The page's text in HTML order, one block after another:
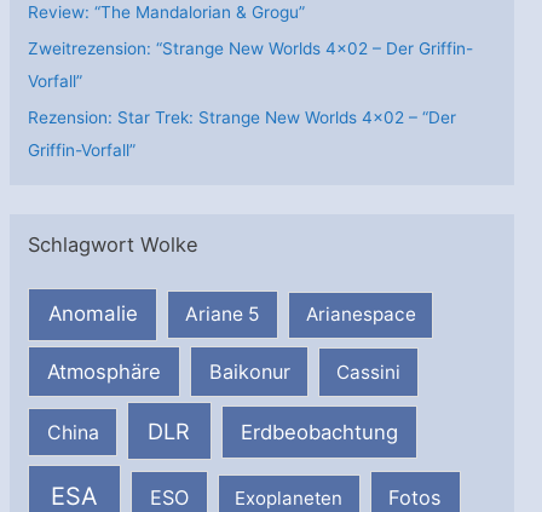
Review: “The Mandalorian & Grogu”
Zweitrezension: “Strange New Worlds 4×02 – Der Griffin-
Vorfall”
Rezension: Star Trek: Strange New Worlds 4×02 – “Der
Griffin-Vorfall”
Schlagwort Wolke
Anomalie Ariane 5 Arianespace
Atmosphäre Baikonur Cassini
China DLR Erdbeobachtung
ESA ESO Exoplaneten Fotos